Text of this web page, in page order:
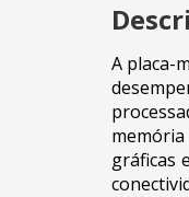
A placa-
gráficas